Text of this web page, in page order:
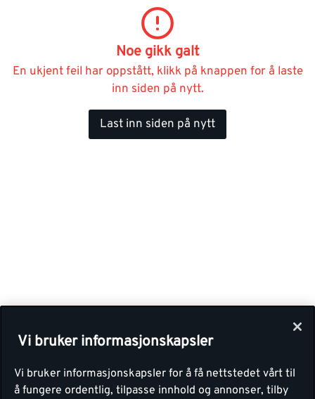
Noe gikk galt
En ukjent feil har oppstått, klikk på knappen for å laste
inn siden på nytt.
Last inn siden på nytt
Vi bruker informasjonskapsler
Vi bruker informasjonskapsler for å få nettstedet vårt til
å fungere ordentlig, tilpasse innhold og annonser, tilby